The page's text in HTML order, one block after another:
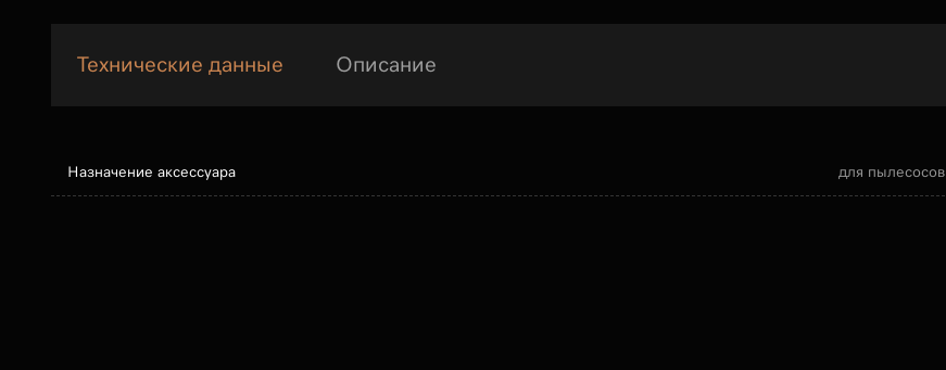
Технические данные Описание
Назначение аксессуара для пылесосов